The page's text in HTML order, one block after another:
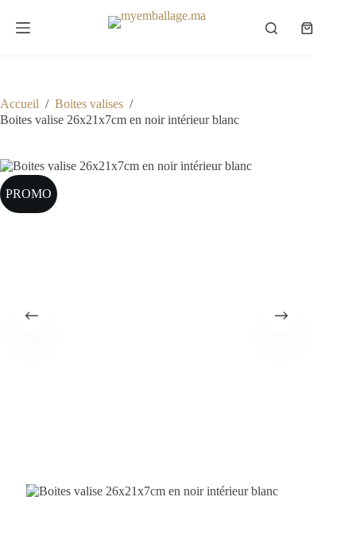
contenu
Panier
Accueil / Boites valises /
Boites valise 26x21x7cm en noir intérieur blanc
PROMO